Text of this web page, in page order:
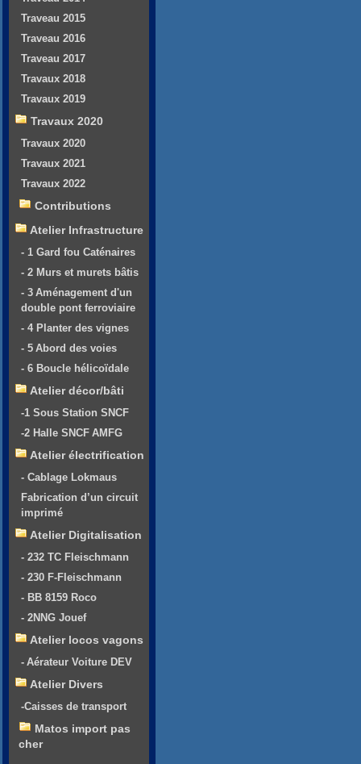
Traveau 2015
Traveau 2016
Traveau 2017
Travaux 2018
Travaux 2019
Travaux 2020
Travaux 2020
Travaux 2021
Travaux 2022
Contributions
Atelier Infrastructure
- 1 Gard fou Caténaires
- 2 Murs et murets bâtis
- 3 Aménagement d'un
double pont ferroviaire
- 4 Planter des vignes
- 5 Abord des voies
- 6 Boucle hélicoïdale
Atelier décor/bâti
-1 Sous Station SNCF
-2 Halle SNCF AMFG
Atelier électrification
- Cablage Lokmaus
Fabrication d’un circuit
imprimé
Atelier Digitalisation
- 232 TC Fleischmann
- 230 F-Fleischmann
- BB 8159 Roco
- 2NNG Jouef
Atelier locos vagons
- Aérateur Voiture DEV
Atelier Divers
-Caisses de transport
Matos import pas
cher